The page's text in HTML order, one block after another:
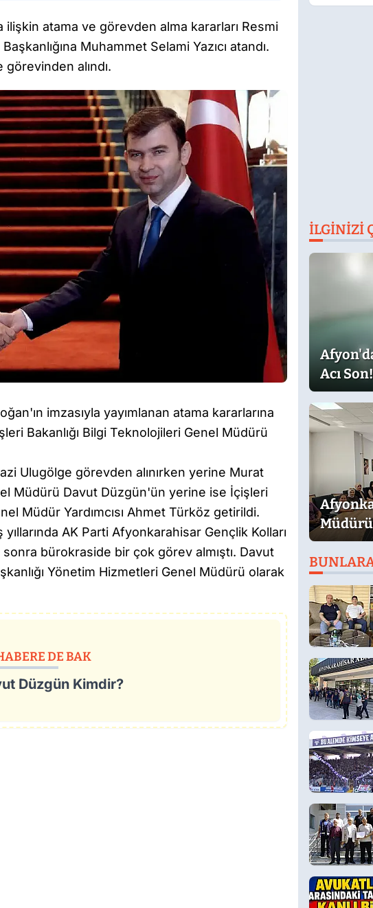
ilişkin atama ve görevden alma kararları Resmi
Muhammet Selami Yazıcı atandı.
alındı.
imzasıyla yayımlanan atama kararlarına
Bakanlığı Bilgi Teknolojileri Genel Müdürü
Ulugölge görevden alınırken yerine Murat
Müdürü Davut Düzgün'ün yerine ise İçişleri
Müdür Yardımcısı Ahmet Türköz getirildi.
AK Parti Afyonkarahisar Gençlik Kolları
bürokraside bir çok görev almıştı. Davut
Yönetim Hizmetleri Genel Müdürü olarak
DE BAK
Düzgün Kimdir?
Düştü
İLGINIZI
Acı Son!